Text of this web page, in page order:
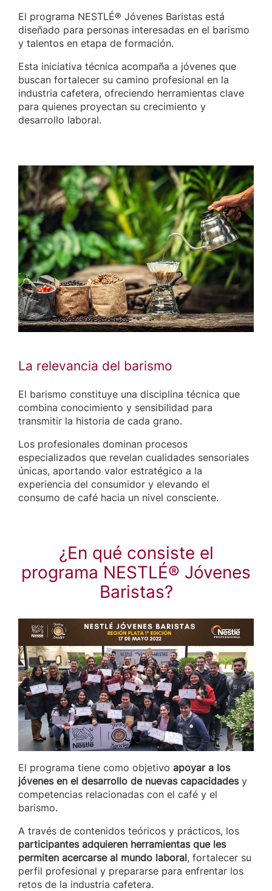
El programa NESTLÉ® Jóvenes Baristas está
diseñado para personas interesadas en el barismo
y talentos en etapa de formación.
Esta iniciativa técnica acompaña a jóvenes que
buscan fortalecer su camino profesional en la
industria cafetera, ofreciendo herramientas clave
para quienes proyectan su crecimiento y
desarrollo laboral.
La relevancia del barismo
El barismo constituye una disciplina técnica que
combina conocimiento y sensibilidad para
transmitir la historia de cada grano.
Los profesionales dominan procesos
especializados que revelan cualidades sensoriales
únicas, aportando valor estratégico a la
experiencia del consumidor y elevando el
consumo de café hacia un nivel consciente.
¿En qué consiste el
programa NESTLÉ® Jóvenes
Baristas?
El programa tiene como objetivo apoyar a los
jóvenes en el desarrollo de nuevas capacidadesy
competencias relacionadas con el café y el
barismo.
A través de contenidos teóricos y prácticos, los
participantes adquieren herramientas que les
permiten acercarse al mundo laboral, fortalecer su
perfil profesional y prepararse para enfrentar los
retos de la industria cafetera.